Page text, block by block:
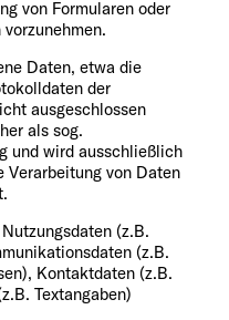
von Formularen oder
Daten, etwa die
der
ausgeschlossen
als sog.
und wird ausschließlich
Verarbeitung von Daten
(z.B.
(z.B.
Kontaktdaten (z.B.
Textangaben)